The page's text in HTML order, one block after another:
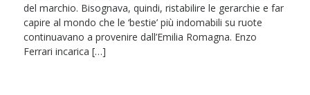
del marchio. Bisognava, quindi, ristabilire le gerarchie e far
capire al mondo che le ‘bestie’ più indomabili su ruote
continuavano a provenire dall’Emilia Romagna. Enzo
Ferrari incarica […]